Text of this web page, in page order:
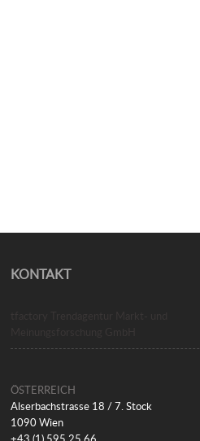
KONTAKT
ÖSTERREICH
Alserbachstrasse 18 / 7. Stock
1090 Wien